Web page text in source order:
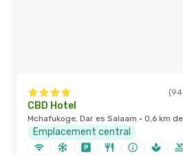
CBD Hotel
Mchafukoge, Dar es Salaam · 0,6 km
Emplacement central